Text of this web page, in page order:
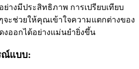
างมีประสิทธิภาพ การเปรียบเทียบ
จะช่วยให้คุณเข้าใจความแตกต่างของ
ออกได้อย่างแม่นยํายิ่งขึ้น
ณ์แบบ: